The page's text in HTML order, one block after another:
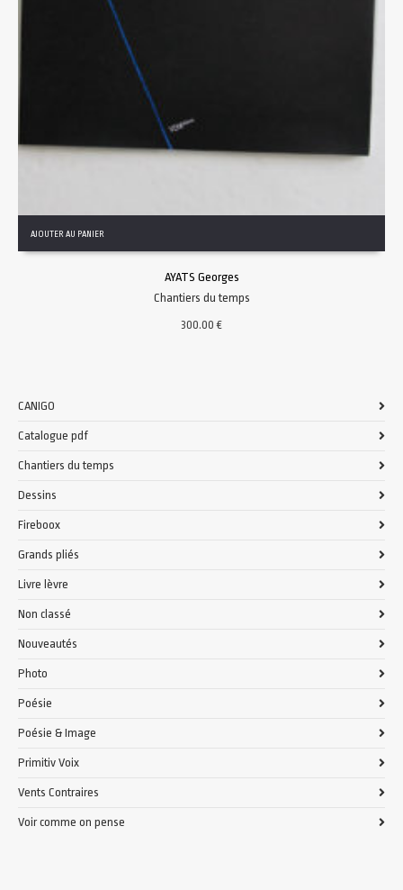
AJOUTER AU PANIER
AYATS Georges
Chantiers du temps
300.00€
CANIGO
Catalogue pdf
Chantiers du temps
Dessins
Fireboox
Grands pliés
Livre lèvre
Non classé
Nouveautés
Photo
Poésie
Poésie & Image
Primitiv Voix
Vents Contraires
Voir comme on pense